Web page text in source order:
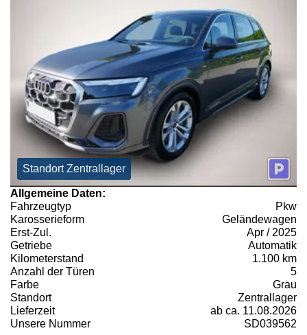
Standort Zentrallager
Allgemeine Daten:
Fahrzeugtyp
Pkw
Karosserieform
Geländewagen
Erst-Zul.
Apr / 2025
Getriebe
Automatik
Kilometerstand
1.100 km
Anzahl der Türen
5
Farbe
Grau
Standort
Zentrallager
Lieferzeit
ab ca. 11.08.2026
Unsere Nummer
SD039562